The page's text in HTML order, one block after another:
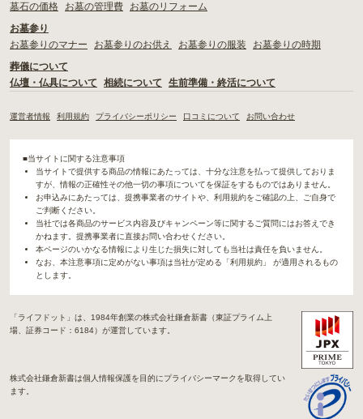
墓石の価格
お墓の管理費
お墓のリフォーム
お墓参り
お墓参りのマナー
お墓参りのお供え お墓参りの服装
お墓参りの時期
葬儀について
仏壇・仏具について
相続について 生前準備・終活について
運営者情報 利用規約 プライバシーポリシー 口コミについて お問い合わせ
■当サイトに関する注意事項
当サイトで提供する商品の情報にあたっては、十分な注意を払って提供しておりま
すが、情報の正確性その他一切の事項についてを保証をするものではありません。
お申込みにあたっては、提携事業者のサイトや、利用規約をご確認の上、ご自身で
ご判断ください。
当社では各商品のサービス内容及びキャンペーン等に関するご質問にはお答えでき
かねます。提携事業者に直接お問い合わせください。
本ページのいかなる情報により生じた損失に対しても当社は責任を負いません。
なお、本注意事項に定めがない事項は当社が定める「利用規約」 が適用されるもの
とします。
「ライフドット」は、1984年創業の株式会社鎌倉新書（東証プライム上
場、証券コード：6184）が運営しています。
株式会社鎌倉新書は個人情報保護を目的にプライバシーマークを取得してい
ます。